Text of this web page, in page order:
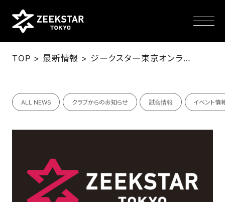
NEWS
TEAM
SCHEDULE
TOP > 最新情報 > ジークスター東京オンラインショップ「My Megaphone!」 オープン！
ALL NEWS クラブからのお知らせ 試合情報 イベント情